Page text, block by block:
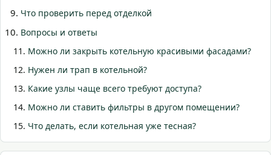
Что проверить перед отделкой
Вопросы и ответы
Можно ли закрыть котельную красивыми фасадами?
Нужен ли трап в котельной?
Какие узлы чаще всего требуют доступа?
Можно ли ставить фильтры в другом помещении?
Что делать, если котельная уже тесная?